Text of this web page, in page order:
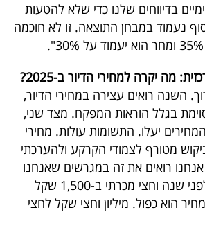
בדיווחים שלנו כדי שלא להטעות
נעמוד במבחן התוצאה. זו לא חוכמה
מה יקרה למחירי הדיור ב-2025?
השנה רואים עצירה במחירי הדיור,
בגלל הוראות המפקח. מצד שני,
יעלו. התשומות עולות. מחירי
מטורף לצמודי הקרקע ולהערכתי
רואים את זה במגרשים שאנחנו
משווקים באופקים. לפני שנה וחצי מכרתי ב-1,500 שקל
הוא כפול. מיליון וחצי שקל לחצי